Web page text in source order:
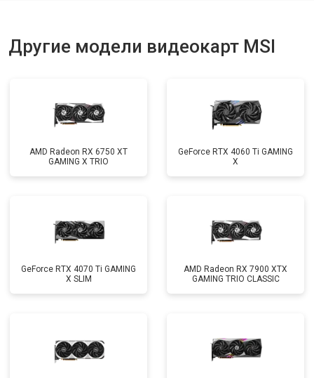
Другие модели видеокарт MSI
AMD Radeon RX 6750 XT
GAMING X TRIO
GeForce RTX 4060 Ti GAMING
X
GeForce RTX 4070 Ti GAMING
X SLIM
AMD Radeon RX 7900 XTX
GAMING TRIO CLASSIC